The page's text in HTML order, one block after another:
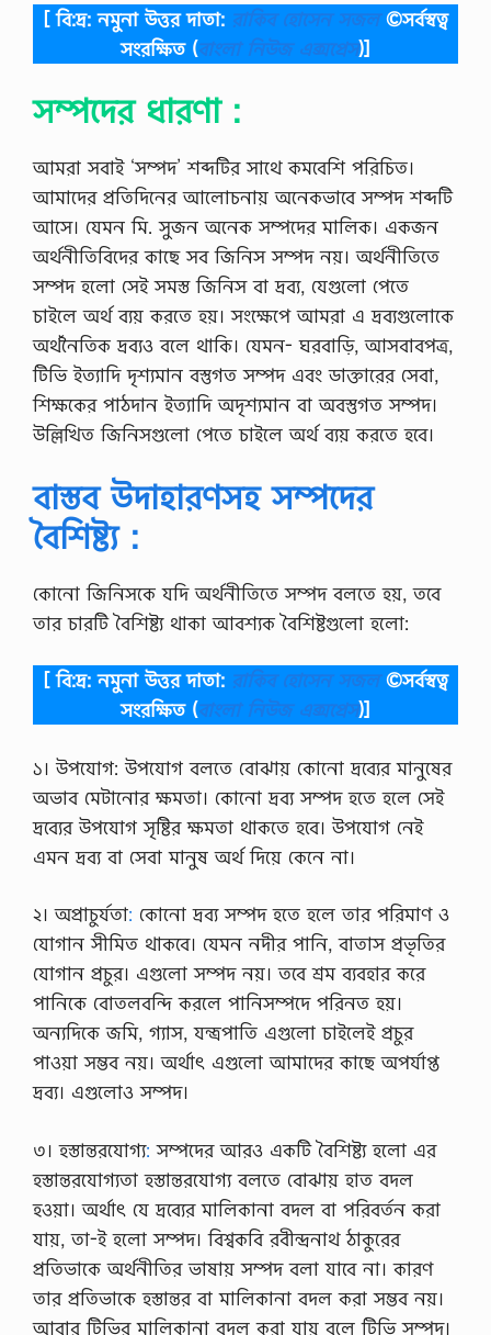
[ বি:দ্র: নমুনা উত্তর দাতা: রাকিব হোসেন সজল©সর্বস্বত্ব
সংরক্ষিত (বাংলা নিউজ এক্সপ্রেস)]
সম্পদের ধারণা :
আমরা সবাই ‘সম্পদ’ শব্দটির সাথে কমবেশি পরিচিত।
আমাদের প্রতিদিনের আলোচনায় অনেকভাবে সম্পদ শব্দটি
আসে। যেমন মি. সুজন অনেক সম্পদের মালিক। একজন
অর্থনীতিবিদের কাছে সব জিনিস সম্পদ নয়। অর্থনীতিতে
সম্পদ হলো সেই সমস্ত জিনিস বা দ্রব্য, যেগুলো পেতে
চাইলে অর্থ ব্যয় করতে হয়। সংক্ষেপে আমরা এ দ্রব্যগুলোকে
অর্থনৈতিক দ্রব্যও বলে থাকি। যেমন- ঘরবাড়ি, আসবাবপত্র,
টিভি ইত্যাদি দৃশ্যমান বস্তুগত সম্পদ এবং ডাক্তারের সেবা,
শিক্ষকের পাঠদান ইত্যাদি অদৃশ্যমান বা অবস্তুগত সম্পদ।
উল্লিখিত জিনিসগুলো পেতে চাইলে অর্থ ব্যয় করতে হবে।
বাস্তব উদাহারণসহ সম্পদের
বৈশিষ্ট্য :
কোনো জিনিসকে যদি অর্থনীতিতে সম্পদ বলতে হয়, তবে
তার চারটি বৈশিষ্ট্য থাকা আবশ্যক বৈশিষ্টগুলো হলো:
[ বি:দ্র: নমুনা উত্তর দাতা: রাকিব হোসেন সজল©সর্বস্বত্ব
সংরক্ষিত (বাংলা নিউজ এক্সপ্রেস)]
১। উপযোগ: উপযোগ বলতে বোঝায় কোনো দ্রব্যের মানুষের
অভাব মেটানোর ক্ষমতা। কোনো দ্রব্য সম্পদ হতে হলে সেই
দ্রব্যের উপযোগ সৃষ্টির ক্ষমতা থাকতে হবে। উপযোগ নেই
এমন দ্রব্য বা সেবা মানুষ অর্থ দিয়ে কেনে না।
২। অপ্রাচুর্যতা: কোনো দ্রব্য সম্পদ হতে হলে তার পরিমাণ ও
যোগান সীমিত থাকবে। যেমন নদীর পানি, বাতাস প্রভৃতির
যোগান প্রচুর। এগুলো সম্পদ নয়। তবে শ্রম ব্যবহার করে
পানিকে বোতলবন্দি করলে পানিসম্পদে পরিনত হয়।
অন্যদিকে জমি, গ্যাস, যন্ত্রপাতি এগুলো চাইলেই প্রচুর
পাওয়া সম্ভব নয়। অর্থাৎ এগুলো আমাদের কাছে অপর্যাপ্ত
দ্রব্য। এগুলোও সম্পদ।
৩। হস্তান্তরযোগ্য: সম্পদের আরও একটি বৈশিষ্ট্য হলো এর
হস্তান্তরযোগ্যতা হস্তান্তরযোগ্য বলতে বোঝায় হাত বদল
হওয়া। অর্থাৎ যে দ্রব্যের মালিকানা বদল বা পরিবর্তন করা
যায়, তা-ই হলো সম্পদ। বিশ্বকবি রবীন্দ্রনাথ ঠাকুরের
প্রতিভাকে অর্থনীতির ভাষায় সম্পদ বলা যাবে না। কারণ
তার প্রতিভাকে হস্তান্তর বা মালিকানা বদল করা সম্ভব নয়।
আবার টিভির মালিকানা বদল করা যায় বলে টিভি সম্পদ।